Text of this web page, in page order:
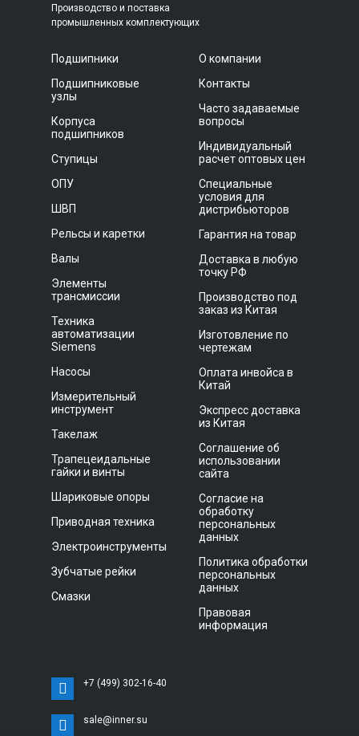
Производство и поставка
промышленных комплектующих
Подшипники
Подшипниковые
узлы
Корпуса
подшипников
Ступицы
ОПУ
ШВП
Рельсы и каретки
Валы
Элементы
трансмиссии
Техника
автоматизации
Siemens
Насосы
Измерительный
инструмент
Такелаж
Трапецеидальные
гайки и винты
Шариковые опоры
Приводная техника
Электроинструменты
Зубчатые рейки
Смазки
О компании
Контакты
Часто задаваемые
вопросы
Индивидуальный
расчет оптовых цен
Специальные
условия для
дистрибьюторов
Гарантия на товар
Доставка в любую
точку РФ
Производство под
заказ из Китая
Изготовление по
чертежам
Оплата инвойса в
Китай
Экспресс доставка
из Китая
Соглашение об
использовании
сайта
Согласие на
обработку
персональных
данных
Политика обработки
персональных
данных
Правовая
информация
+7 (499) 302-16-40
sale@inner.su